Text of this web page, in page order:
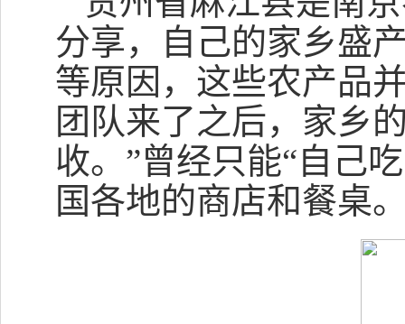
分享，自己的家乡盛
等原因，这些农产品
团队来了之后，家乡
收。”曾经只能“自己
国各地的商店和餐桌